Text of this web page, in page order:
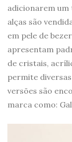
adicionarem um
alças são
em pele de
apresentam
de cristais,
permite
versões são
marca como: